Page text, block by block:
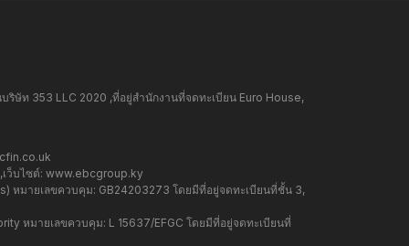
ริษัท 353 LLC 2020 ,ที่อยู่สำนักงานที่จดทะเบียน Euro House,
ว็บไซต์: www.ebcgroup.ky
หมายเลขควบคุม: GB24203273 โดยมีที่อยู่จดทะเบียนที่ชั้น 3,
หมายเลขควบคุม: L 15637/EFGC โดยมีที่อยู่จดทะเบียนที่